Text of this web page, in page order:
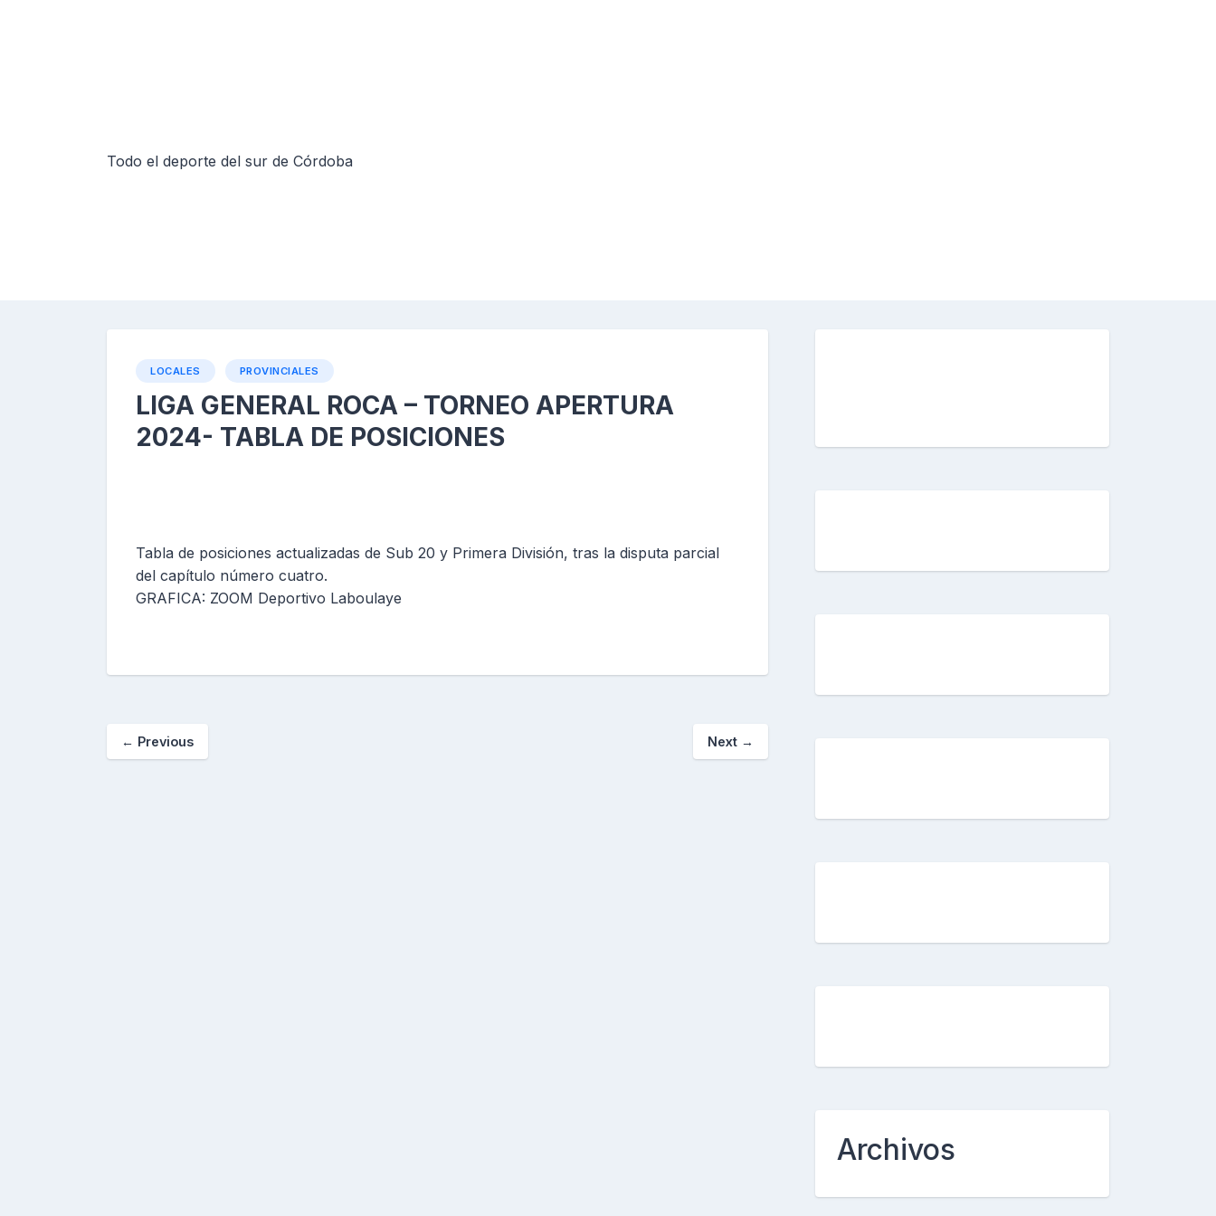
Todo el deporte del sur de Córdoba
LOCALES PROVINCIALES
LIGA GENERAL ROCA – TORNEO APERTURA
2024- TABLA DE POSICIONES
Tabla de posiciones actualizadas de Sub 20 y Primera División, tras la disputa parcial
del capítulo número cuatro.
GRAFICA: ZOOM Deportivo Laboulaye
← Previous Next →
Archivos